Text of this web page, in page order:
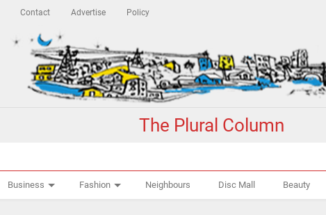
Contact Advertise Policy
The Plural Column
Business Fashion Neighbours Disc Mall Beauty